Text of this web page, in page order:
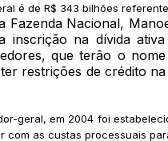
é de R$ 343 bilhões
Fazenda Nacional,
inscrição na dívida
que terão o
restrições de crédito
geral, em 2004 foi
com as custas processuais